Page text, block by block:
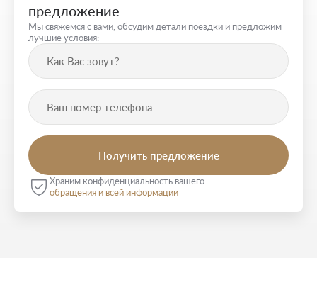
предложение
Мы свяжемся с вами, обсудим детали поездки и предложим
лучшие условия:
Храним конфиденциальность вашего
обращения и всей информации